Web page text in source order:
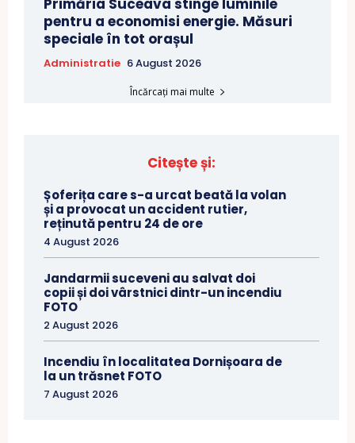
Primăria Suceava stinge luminile
pentru a economisi energie. Măsuri
speciale în tot orașul
Administratie 6 August 2026
Încărcați mai multe
Citește și:
Șoferița care s-a urcat beată la volan
și a provocat un accident rutier,
reținută pentru 24 de ore
4 August 2026
Jandarmii suceveni au salvat doi
copii și doi vârstnici dintr-un incendiu
FOTO
2 August 2026
Incendiu în localitatea Dornișoara de
la un trăsnet FOTO
7 August 2026